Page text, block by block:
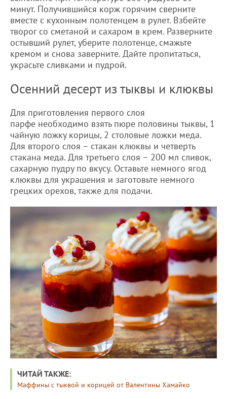
минут. Получившийся корж горячим сверните
вместе с кухонным полотенцем в рулет. Взбейте
творог со сметаной и сахаром в крем. Разверните
остывший рулет, уберите полотенце, смажьте
кремом и снова заверните. Дайте пропитаться,
украсьте сливками и пудрой.
Осенний десерт из тыквы и клюквы
Для приготовления первого слоя
парфе необходимо взять пюре половины тыквы, 1
чайную ложку корицы, 2 столовые ложки меда.
Для второго слоя – стакан клюквы и четверть
стакана меда. Для третьего слоя – 200 мл сливок,
сахарную пудру по вкусу. Оставьте немного ягод
клюквы для украшения и заготовьте немного
грецких орехов, также для подачи.
ЧИТАЙ ТАКЖЕ:
Маффины с тыквой и корицей от Валентины Хамайко